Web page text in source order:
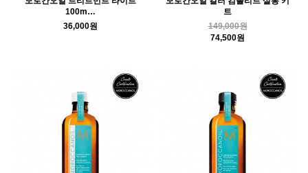
100m…
36,000원
트
149,000원
74,500원